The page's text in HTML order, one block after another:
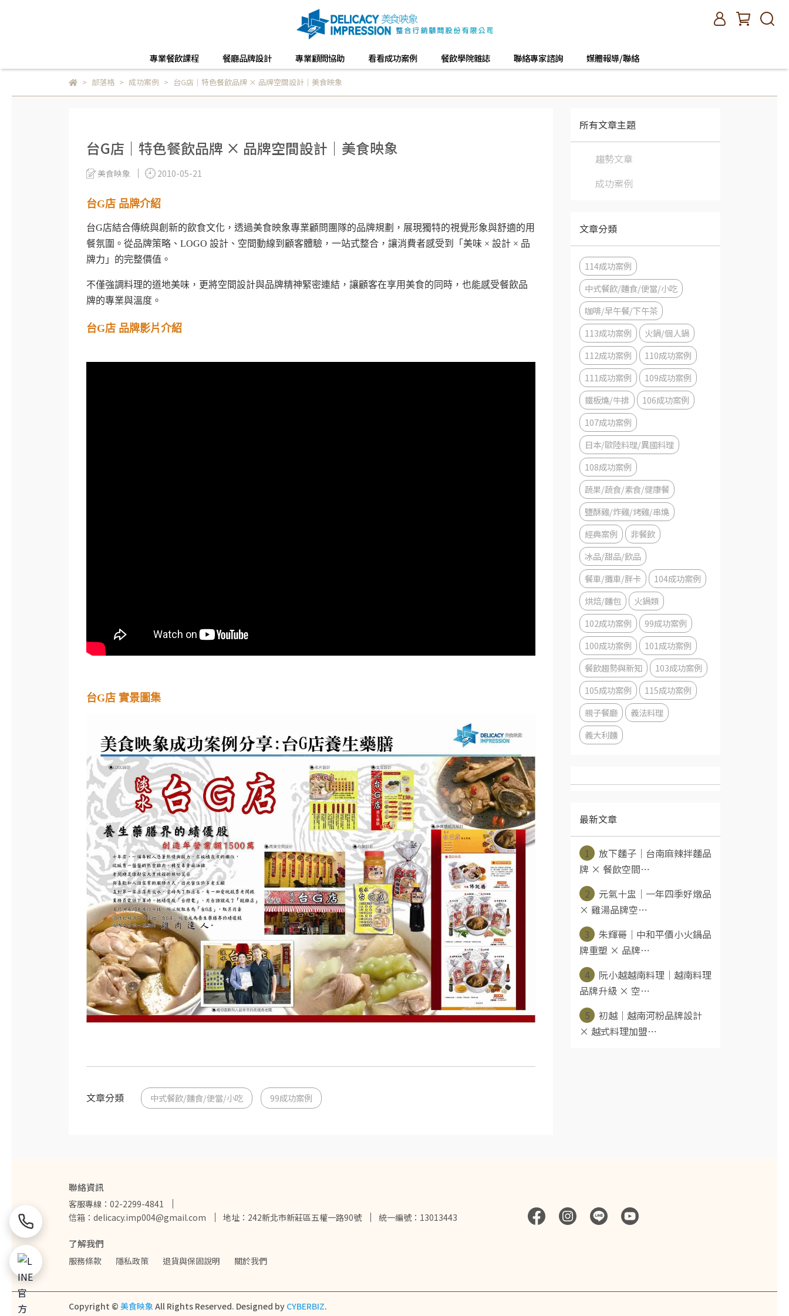
專業餐飲課程 餐廳品牌設計 專業顧問協助 看看成功案例 餐飲學院雜誌 聯絡專家諮詢 媒體報導/聯絡
部落格 成功案例 台G店｜特色餐飲品牌 × 品牌空間設計｜美食映象
台G店｜特色餐飲品牌 × 品牌空間設計｜美食映象
美食映象 2010-05-21
台G店 品牌介紹
台G店結合傳統與創新的飲食文化，透過美食映象專業顧問團隊的品牌規劃，展現獨特的視覺形象與舒適的用
餐氛圍。從品牌策略、LOGO 設計、空間動線到顧客體驗，一站式整合，讓消費者感受到「美味 × 設計 × 品
牌力」的完整價值。
不僅強調料理的道地美味，更將空間設計與品牌精神緊密連結，讓顧客在享用美食的同時，也能感受餐飲品
牌的專業與溫度。
台G店 品牌影片介紹
台G店 實景圖集
文章分類 中式餐飲/麵食/便當/小吃 99成功案例
所有文章主題
趨勢文章
成功案例
文章分類
114成功案例
中式餐飲/麵食/便當/小吃
咖啡/早午餐/下午茶
113成功案例
火鍋/個人鍋
112成功案例
110成功案例
111成功案例
109成功案例
鐵板燒/牛排
106成功案例
107成功案例
日本/歐陸料理/異國料理
108成功案例
蔬果/蔬食/素食/健康餐
鹽酥雞/炸雞/烤雞/串燒
經典案例
非餐飲
冰品/甜品/飲品
餐車/攤車/胖卡
104成功案例
烘焙/麵包
火鍋類
102成功案例
99成功案例
100成功案例
101成功案例
餐飲趨勢與新知
103成功案例
105成功案例
115成功案例
親子餐廳
義法料理
義大利麵
最新文章
1
放下麵子｜台南麻辣拌麵品
牌 × 餐飲空間⋯
2
元氣十盅｜一年四季好燉品
× 雞湯品牌空⋯
3
朱輝哥｜中和平價小火鍋品
牌重塑 × 品牌⋯
4
阮小越越南料理｜越南料理
品牌升級 × 空⋯
5
初越｜越南河粉品牌設計
× 越式料理加盟⋯
聯絡資訊
客服專線：02-2299-4841
信箱：delicacy.imp004@gmail.com
地址：242新北市新莊區五權一路90號 統一編號：13013443
了解我們
服務條款 隱私政策 退貨與保固說明 關於我們
Copyright © 美食映象All Rights Reserved. Designed by CYBERBIZ.